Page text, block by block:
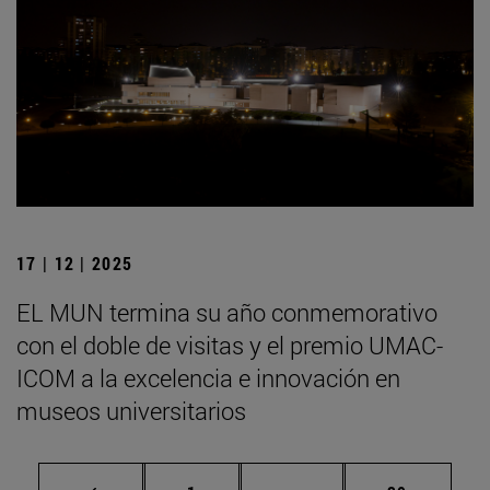
17 | 12 | 2025
EL MUN termina su año conmemorativo
con el doble de visitas y el premio UMAC-
ICOM a la excelencia e innovación en
museos universitarios